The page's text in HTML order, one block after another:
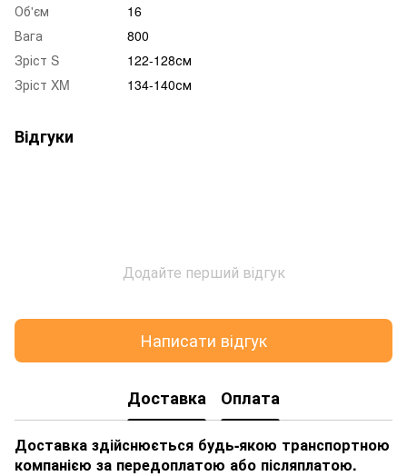
Об'єм
16
Вага
800
Зріст S
122-128см
Зріст XM
134-140см
Відгуки
Додайте перший відгук
Написати відгук
Доставка Оплата
Доставка здійснюється будь-якою транспортною
компанією за передоплатою або післяплатою.